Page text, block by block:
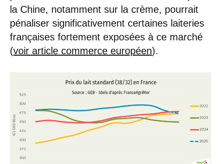
la Chine, notamment sur la crème, pourrait
pénaliser significativement certaines laiteries
françaises fortement exposées à ce marché
(voir article commerce européen).